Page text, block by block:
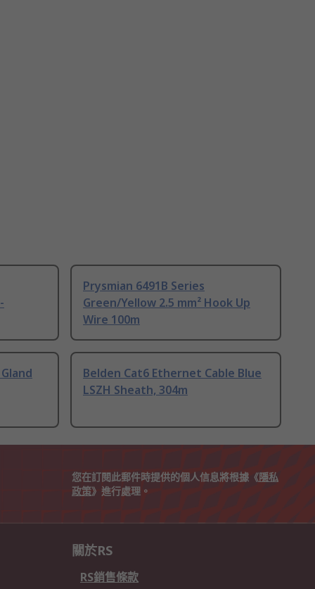
Prysmian 6491B Series
Green/Yellow 2.5 mm² Hook Up
Wire 100m
Belden Cat6 Ethernet Cable Blue
LSZH Sheath, 304m
您在訂閱此郵件時提供的個人信息將根據《隱私
政策》進行處理。
關於RS
RS銷售條款